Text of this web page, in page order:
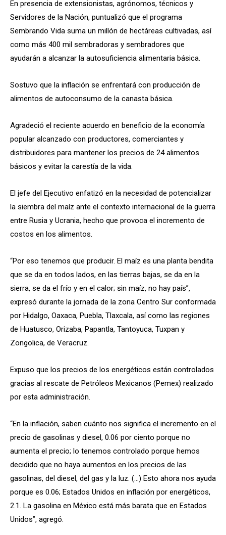
En presencia de extensionistas, agrónomos, técnicos y
Servidores de la Nación, puntualizó que el programa
Sembrando Vida suma un millón de hectáreas cultivadas, así
como más 400 mil sembradoras y sembradores que
ayudarán a alcanzar la autosuficiencia alimentaria básica.
Sostuvo que la inflación se enfrentará con producción de
alimentos de autoconsumo de la canasta básica.
Agradeció el reciente acuerdo en beneficio de la economía
popular alcanzado con productores, comerciantes y
distribuidores para mantener los precios de 24 alimentos
básicos y evitar la carestía de la vida.
El jefe del Ejecutivo enfatizó en la necesidad de potencializar
la siembra del maíz ante el contexto internacional de la guerra
entre Rusia y Ucrania, hecho que provoca el incremento de
costos en los alimentos.
“Por eso tenemos que producir. El maíz es una planta bendita
que se da en todos lados, en las tierras bajas, se da en la
sierra, se da el frío y en el calor; sin maíz, no hay país”,
expresó durante la jornada de la zona Centro Sur conformada
por Hidalgo, Oaxaca, Puebla, Tlaxcala, así como las regiones
de Huatusco, Orizaba, Papantla, Tantoyuca, Tuxpan y
Zongolica, de Veracruz.
Expuso que los precios de los energéticos están controlados
gracias al rescate de Petróleos Mexicanos (Pemex) realizado
por esta administración.
“En la inflación, saben cuánto nos significa el incremento en el
precio de gasolinas y diesel, 0.06 por ciento porque no
aumenta el precio; lo tenemos controlado porque hemos
decidido que no haya aumentos en los precios de las
gasolinas, del diesel, del gas y la luz. (…) Esto ahora nos ayuda
porque es 0.06; Estados Unidos en inflación por energéticos,
2.1. La gasolina en México está más barata que en Estados
Unidos”, agregó.